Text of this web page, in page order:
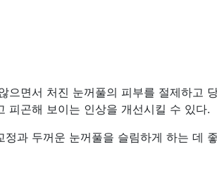
으면서 처진 눈꺼풀의 피부를 절제하고
피곤해 보이는 인상을 개선시킬 수 있다.
과 두꺼운 눈꺼풀을 슬림하게 하는 데